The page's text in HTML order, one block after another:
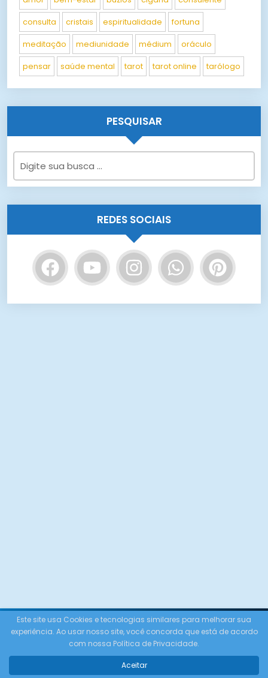
consulta cristais espiritualidade fortuna
meditação mediunidade médium oráculo
pensar saúde mental tarot tarot online tarólogo
PESQUISAR
REDES SOCIAIS
Conheça
Este site usa Cookies e tecnologias similares para melhorar sua
experiência. Ao usar nosso site, você concorda que está de acordo
com nossa Política de Privacidade.
Aceitar